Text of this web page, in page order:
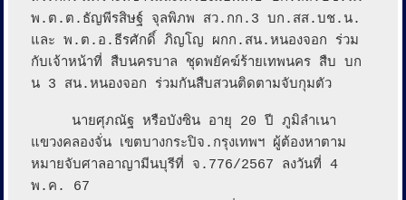
พ.ต.ต.ธัญพีรสิษฐ์ จุลพิภพ สว.กก.3 บก.สส.บช.น.
และ พ.ต.อ.ธีรศักดิ์ ภิญโญ ผกก.สน.หนองจอก ร่วม
กับเจ้าหน้าที่ สืบนครบาล ชุดพยัคฆ์ร้ายเทพนคร สืบ บก
น 3 สน.หนองจอก ร่วมกันสืบสวนติดตามจับกุมตัว
แขวงคลองจั่น เขตบางกระปิจ.กรุงเทพฯ ผู้ต้องหาตาม
หมายจับศาลอาญามีนบุรีที่ จ.776/2567 ลงวันที่ 4
พ.ค. 67